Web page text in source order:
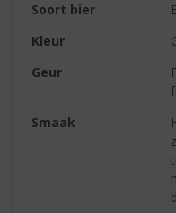
Soort bier
Kleur
Geur
Smaak